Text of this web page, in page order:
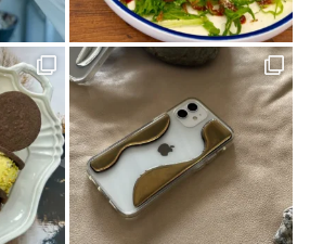
ーズ(1) VOL.10(2)
フードブロガー(7)
アウトドア(4) くま(1)
宇和島(2)
ット(1) 狩猟(3)
和×モダン(1)
モンスター(1) 見学会(1)
(1) 食堂ノスタルジー(1)
グルメ(7)
原(1) メディカルレポート(2)
松野町(3)
グ(1) アップサイクルな家(1)
ガチャ(1)
VOL.11(6) 愛媛(14) パン(4)
バー(1)
南国(1)
愛媛のイイモノを探しに(1)
ェ(1) 伊方町(2)
インテリア(1)